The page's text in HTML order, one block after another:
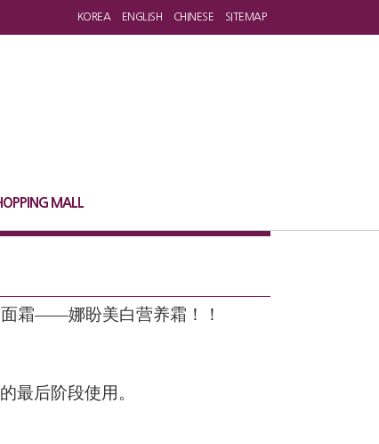
KOREA ENGLISH CHINESE SITEMAP
MALL
霜——娜盼美白营养霜！！
最后阶段使用。